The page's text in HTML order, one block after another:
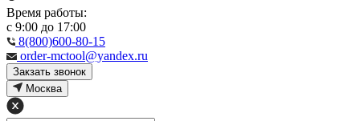
Время работы:
с 9:00 до 17:00
8(800)600-80-15
order-mctool@yandex.ru
Закзать звонок
Москва